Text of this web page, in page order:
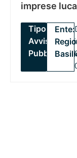
imprese
Tipo:
Avviso
Pubblico
Ente: